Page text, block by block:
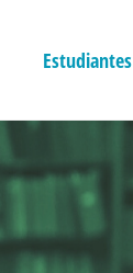
Estudiantes